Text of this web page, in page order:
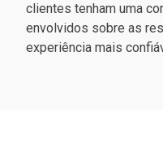
clientes tenham uma
envolvidos sobre as
experiência mais